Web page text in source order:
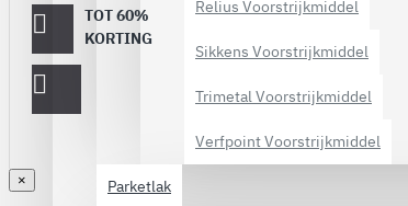
Relius Voorstrijkmiddel
Sikkens Voorstrijkmiddel
Trimetal Voorstrijkmiddel
Verfpoint Voorstrijkmiddel
Parketlak
TOT 60%
KORTING
Op topmerken
×